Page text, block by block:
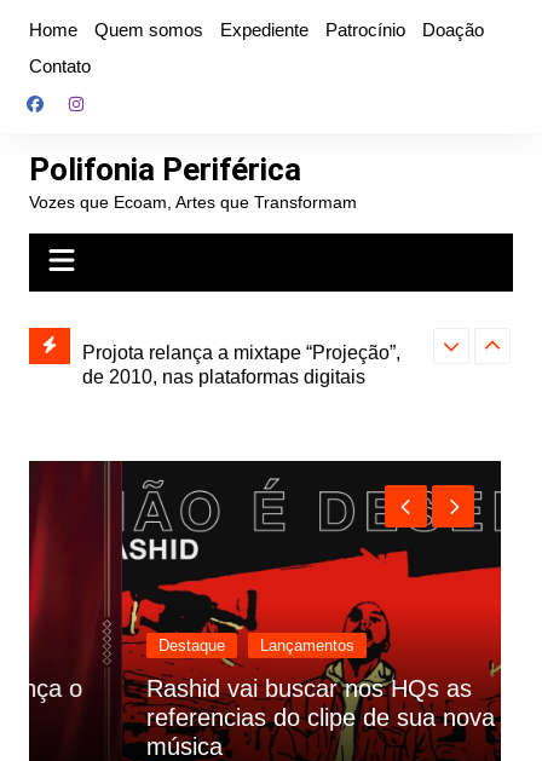
conteúdo
Home Quem somos Expediente Patrocínio
Doação
Contato
Polifonia Periférica
Vozes que Ecoam, Artes que Transformam
e abre
autoral,
de 2010, nas plataformas digitais
Farofa
Destaque Lançamentos
Rashid vai buscar nos HQs as
referencias do clipe de sua nova
música